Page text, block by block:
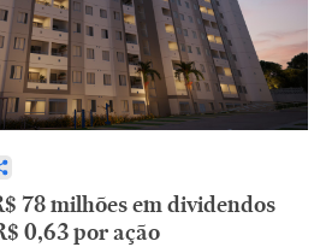
78 milhões em dividendos
0,63 por ação